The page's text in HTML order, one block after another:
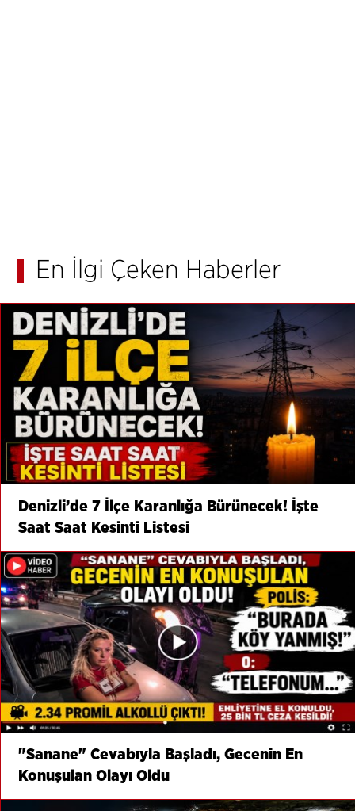
En İlgi Çeken Haberler
Denizli’de 7 İlçe Karanlığa Bürünecek! İşte
Saat Saat Kesinti Listesi
"Sanane" Cevabıyla Başladı, Gecenin En
Konuşulan Olayı Oldu